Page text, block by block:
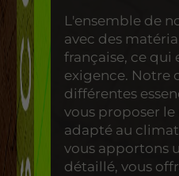
L'ensemble de
avec des
française, ce qui
exigence. Notre
différentes
vous proposer
adapté au
vous apportons
détaillé, vous